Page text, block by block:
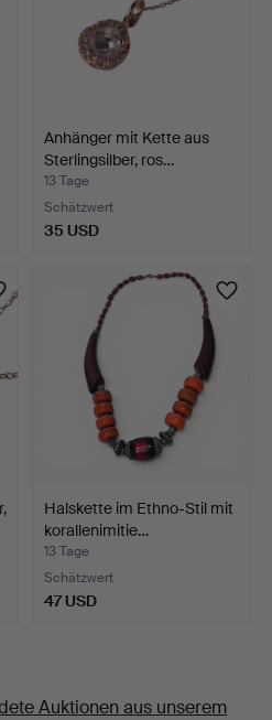
Anhänger mit Kette aus
Sterlingsilber, ros…
13 Tage
Schätzwert
35 USD
Halskette im Ethno-Stil mit
korallenimitie…
13 Tage
Schätzwert
47 USD
Auktionen aus unserem